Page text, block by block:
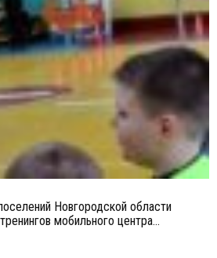
Новгородской области
мобильного центра...